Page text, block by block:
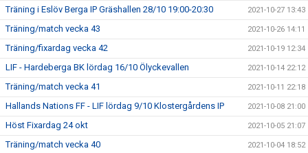
Träning i Eslöv Berga IP Gräshallen 28/10 19:00-20:30 2021-10-27 13:43
Träning/match vecka 43 2021-10-26 14:11
Träning/fixardag vecka 42 2021-10-19 12:34
LIF - Hardeberga BK lördag 16/10 Ölyckevallen 2021-10-14 22:12
Träning/match vecka 41 2021-10-11 22:18
Hallands Nations FF - LIF lördag 9/10 Klostergårdens IP 2021-10-08 21:00
Höst Fixardag 24 okt 2021-10-05 21:07
Träning/match vecka 40 2021-10-04 18:52